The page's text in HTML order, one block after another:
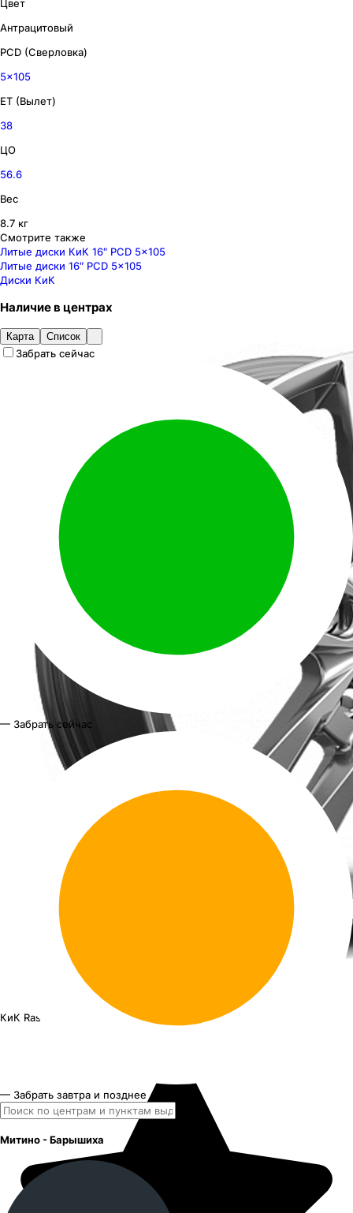
Цвет
Антрацитовый
PCD (Сверловка)
5x105
ET (Вылет)
38
ЦО
56.6
Вес
8.7 кг
Смотрите также
Литые диски КиК 16″ PCD 5x105
Литые диски 16″ PCD 5x105
Диски КиК
КиК Rassvet KC868 16"x6.5J PCD 5x105 ЕТ 38 ЦО 56.6
Наличиев центрах
Карта Список
Забрать сейчас
— Забрать сейчас
— Забрать завтра и позднее
Митино - Барышиха